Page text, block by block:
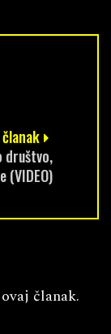
društvo,
(VIDEO)
članak.